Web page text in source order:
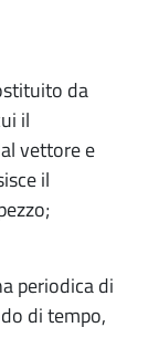
da
il
vettore e
il
periodica di
di tempo,